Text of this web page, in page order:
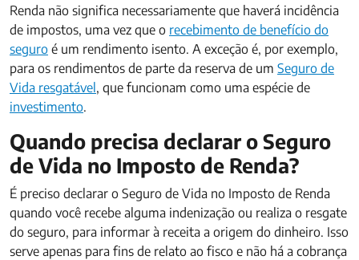
Renda não significa necessariamente que haverá incidência
de impostos, uma vez que o recebimento de benefício do
seguro é um rendimento isento. A exceção é, por exemplo,
para os rendimentos de parte da reserva de um Seguro de
Vida resgatável , que funcionam como uma espécie de
investimento.
Quando precisa declarar o Seguro
de Vida no Imposto de Renda?
É preciso declarar o Seguro de Vida no Imposto de Renda
quando você recebe alguma indenização ou realiza o resgate
do seguro, para informar à receita a origem do dinheiro. Isso
serve apenas para fins de relato ao fisco e não há a cobrança